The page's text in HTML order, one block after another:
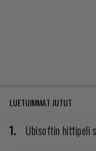
LUETUIMMAT JUTUT
Ubisoftin hittipeli